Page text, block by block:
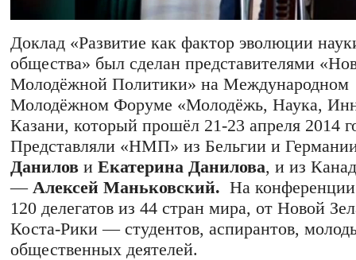
Доклад «Развитие как фактор эволюции
общества» был сделан представителями
Молодёжной Политики» на Международном
Молодёжном Форуме «Молодёжь, Наука,
Казани, который прошёл 21-23 апреля 2014
Представляли «НМП» из Бельгии и
Данилов и Екатерина Данилова, и из
— Алексей Маньковский. На
120 делегатов из 44 стран мира, от Новой
Коста-Рики — студентов, аспирантов,
общественных деятелей.